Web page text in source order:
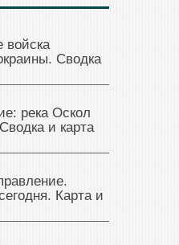
войска
Сводка
река Оскол
и карта
Карта и